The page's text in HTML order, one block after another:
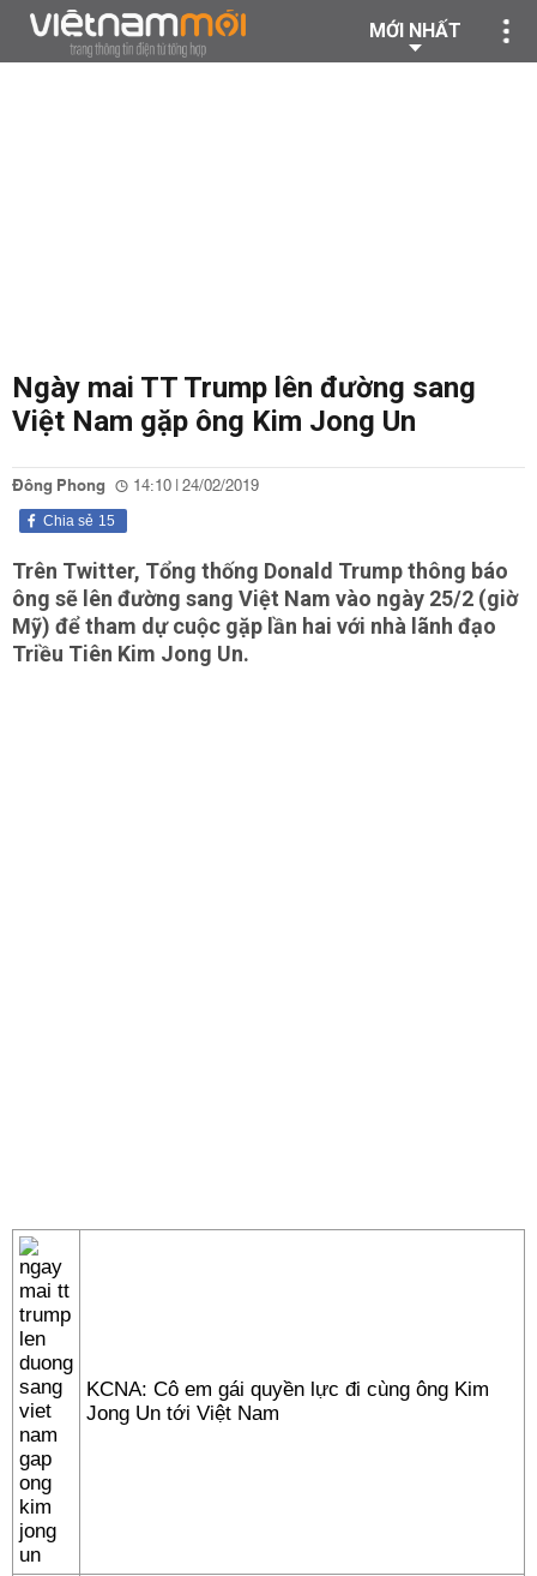
MỚI NHẤT
Ngày mai TT Trump lên đường sang
Việt Nam gặp ông Kim Jong Un
Đông Phong 14:10 | 24/02/2019
15
Chia sẻ
Trên Twitter, Tổng thống Donald Trump thông báo
ông sẽ lên đường sang Việt Nam vào ngày 25/2 (giờ
Mỹ) để tham dự cuộc gặp lần hai với nhà lãnh đạo
Triều Tiên Kim Jong Un.
KCNA: Cô em gái quyền lực đi cùng ông Kim
Jong Un tới Việt Nam